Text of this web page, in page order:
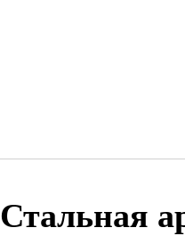
Стальная